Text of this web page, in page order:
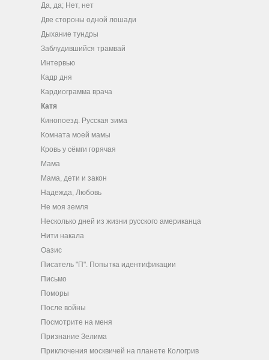
Да, да; Нет, нет
Две стороны одной лошади
Дыхание тундры
Заблудившийся трамвай
Интервью
Кадр дня
Кардиограмма врача
Катя
Кинопоезд. Русская зима
Комната моей мамы
Кровь у сёмги горячая
Мама
Мама, дети и закон
Надежда, Любовь
Не моя земля
Несколько дней из жизни русского американца
Нити накала
Оазис
Писатель "П". Попытка идентификации
Письмо
Поморы
После войны
Посмотрите на меня
Признание Зелима
Приключения москвичей на планете Кологрив